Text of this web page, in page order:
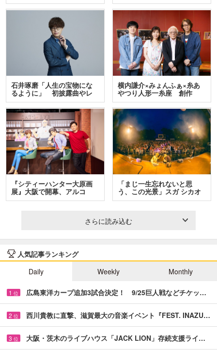
テ…
石井琢磨「人生の宝物にな
るように」 初披露曲やレ
ア…
横内謙介×みょんふぁ×糸あ
やつり人形一糸座 創作
人…
『シティーハンター大原画
展』大阪で開幕、アルコ
＆…
「まじ一生忘れないと思
う、この光景」スガ シカオ
と…
さらに読み込む
人気記事ランキング
Daily
Weekly Monthly
1 位 広島東洋カープ追加3試合決定！ 9/25巨人戦などチケッ…
2 位 西川貴教に直撃、滋賀最大の音楽イベント『FEST. INAZU…
3 位 大阪・茨木のライブハウス「JACK LION」存続支援ライ…